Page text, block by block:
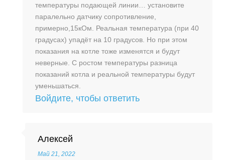
температуры подающей линии… установите
паралельно датчику сопротивление,
примерно,15кОм. Реальная температура (при 40
градусах) упадёт на 10 градусов. Но при этом
показания на котле тоже изменятся и будут
неверные. С ростом температуры разница
показаний котла и реальной температуры будут
уменьшаться.
Войдите, чтобы ответить
Алексей
Май 21, 2022